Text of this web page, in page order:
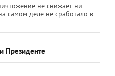
не снижает ни
самом деле не сработало в
Президенте